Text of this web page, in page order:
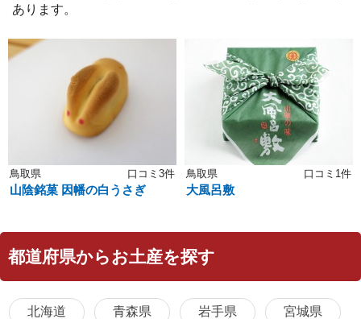
あります。
鳥取県 口コミ3件
山陰銘菓 因幡の白うさぎ
鳥取県 口コミ1件
大風呂敷
都道府県からお土産を探す
北海道 青森県 岩手県 宮城県